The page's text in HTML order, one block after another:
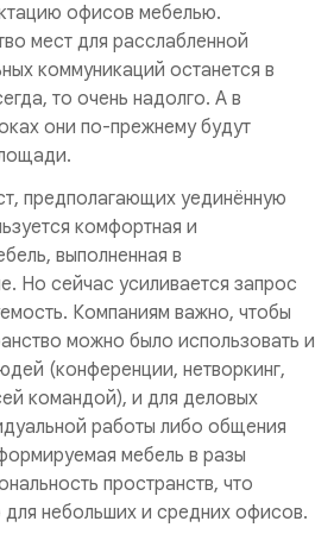
офисов мебелью.
мест для расслабленной
коммуникаций останется в
то очень надолго. А в
они по-прежнему будут
предполагающих уединённую
комфортная и
выполненная в
Но сейчас усиливается запрос
Компаниям важно, чтобы
можно было использовать и
(конференции, нетворкинг,
командой), и для деловых
работы либо общения
мебель в разы
пространств, что
для небольших и средних офисов.